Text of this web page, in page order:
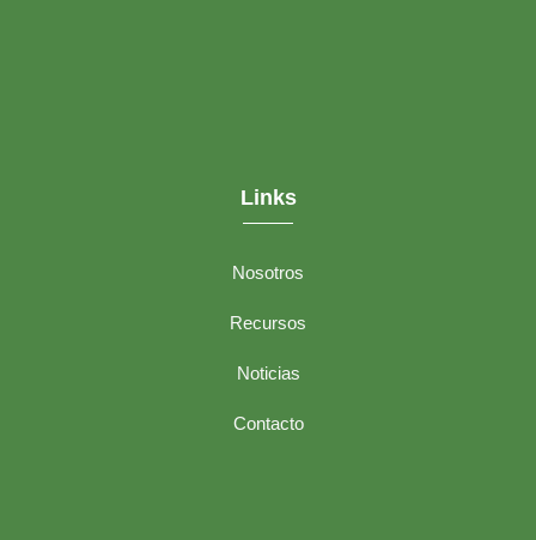
Links
Nosotros
Recursos
Noticias
Contacto